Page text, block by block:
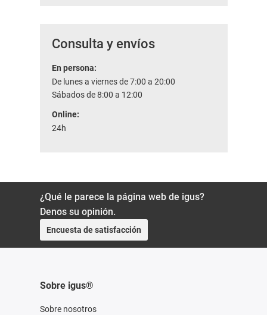
Consulta y envíos
En persona:
De lunes a viernes de 7:00 a 20:00
Sábados de 8:00 a 12:00
Online:
24h
¿Qué le parece la página web de igus?
Denos su opinión.
Encuesta de satisfacción
Sobre igus®
Sobre nosotros